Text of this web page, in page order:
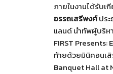
ภายในงานได้รับเ
อรรถเสรีพงศ์ปร
แลนด์ นำทัพผู้บริห
FIRST
ท้ายด้วยมินิคอนเสิ
Banquet Hall at